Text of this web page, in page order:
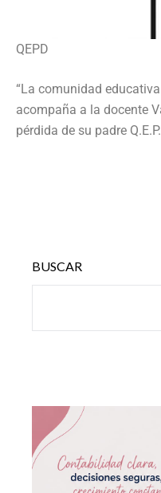
QEPD
“La comunidad
acompaña a la docente
pérdida de su padre
BUSCAR